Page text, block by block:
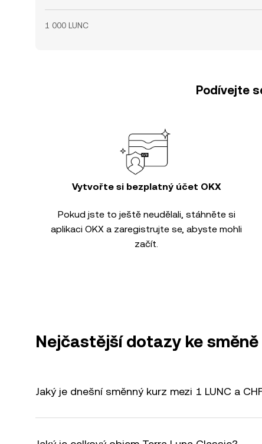
1 000 LUNC
Podívejte
Vytvořte si bezplatný účet OKX
Pokud jste to ještě neudělali, stáhněte si
aplikaci OKX a zaregistrujte se, abyste mohli
začít.
Nejčastější dotazy ke směně
Jaký je dnešní směnný kurz mezi 1 LUNC a